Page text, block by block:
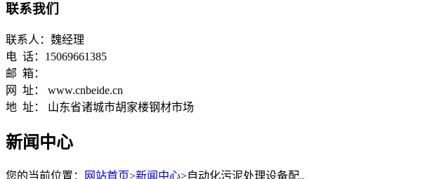
联系我们
联系人：魏经理
电 话：15069661385
邮 箱：
网 址： www.cnbeide.cn
地 址： 山东省诸城市胡家楼钢材市场
新闻中心
您的当前位置： 网站首页>新闻中心>自动化污泥处理设备配..